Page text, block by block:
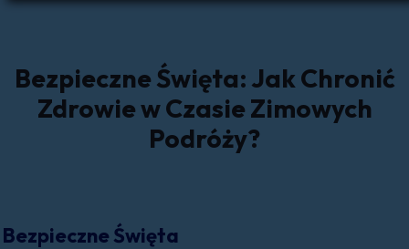
Bezpieczne Święta: Jak Chronić
Zdrowie w Czasie Zimowych
Podróży?
Bezpieczne Święta